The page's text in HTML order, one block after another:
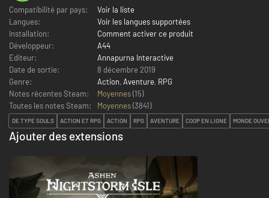
Compatibilité par pays:
Voir la liste
Langues:
Voir les langues supportées
Installation:
Comment activer ce produit
Développeur:
A44
Editeur:
Annapurna Interactive
Date de sortie:
8 décembre 2019
Genre:
Action, Aventure, RPG
Notes récentes Steam:
Moyennes(15)
Toutes les notes Steam:
Moyennes(3841)
DE TYPE SOULS ACTION ET RPG ACTION RPG AVENTURE COOP EN LIGNE MONDE
Ajouter des extensions